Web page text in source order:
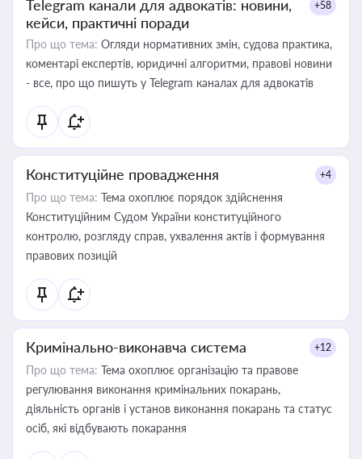
Telegram канали для адвокатів: новини,
кейси, практичні поради
+58
Про що тема: Огляди нормативних змін, судова практика,
коментарі експертів, юридичні алгоритми, правові новини
- все, про що пишуть у Telegram каналах для адвокатів
Конституційне провадження +4
Про що тема: Тема охоплює порядок здійснення
Конституційним Судом України конституційного
контролю, розгляду справ, ухвалення актів і формування
правових позицій
Кримінально-виконавча система +12
Про що тема: Тема охоплює організацію та правове
регулювання виконання кримінальних покарань,
діяльність органів і установ виконання покарань та статус
осіб, які відбувають покарання